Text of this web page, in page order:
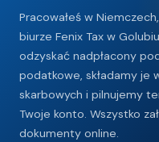
Pracowałeś w
biurze Fenix Tax w
odzyskać nadpłacony
podatkowe, składamy je
skarbowych i pilnujemy
Twoje konto. Wszystko
dokumenty online.